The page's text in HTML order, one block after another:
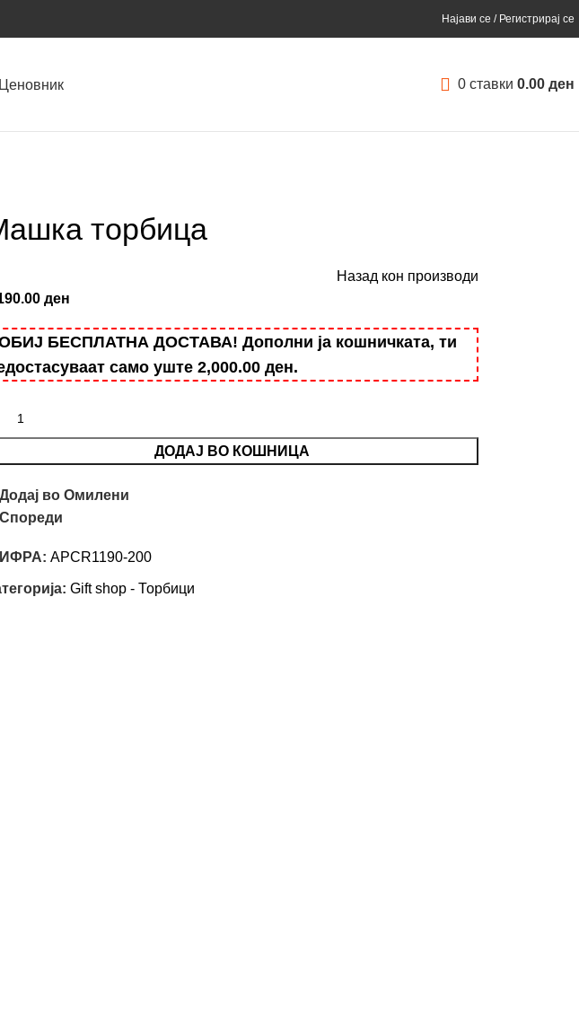
Најави се / Регистрирај се
0 ставки 0.00 ден
торбица
Назад кон производи
ден
БЕСПЛАТНА ДОСТАВА! Дополни ја кошничката, ти
само уште 2,000.00 ден.
ДОДАЈ ВО КОШНИЦА
Додај во Омилени
Спореди
APCR1190-200
Gift shop - Торбици